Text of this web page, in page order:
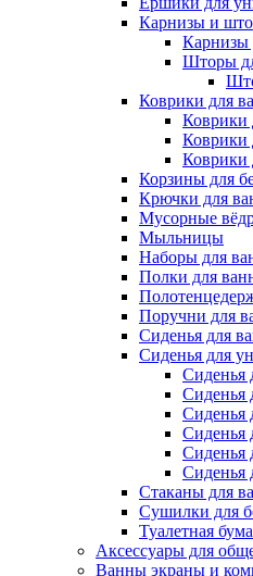
Карнизы и
Карнизы
Шторы
Коврики для
Коврики
Коврики
Коврики
Корзины для
Крючки для
Мусорные
Мыльницы
Наборы для
Полки для
Поручни для
Сиденья для
Сиденья для
Сиденья
Сиденья
Сиденья
Сиденья
Сиденья
Сиденья
Стаканы для
Сушилки для
Туалетная
Аксессуары для
Ванны экраны и